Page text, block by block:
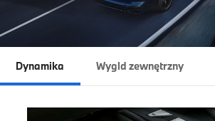
Dynamika Wygld zewnętrzny